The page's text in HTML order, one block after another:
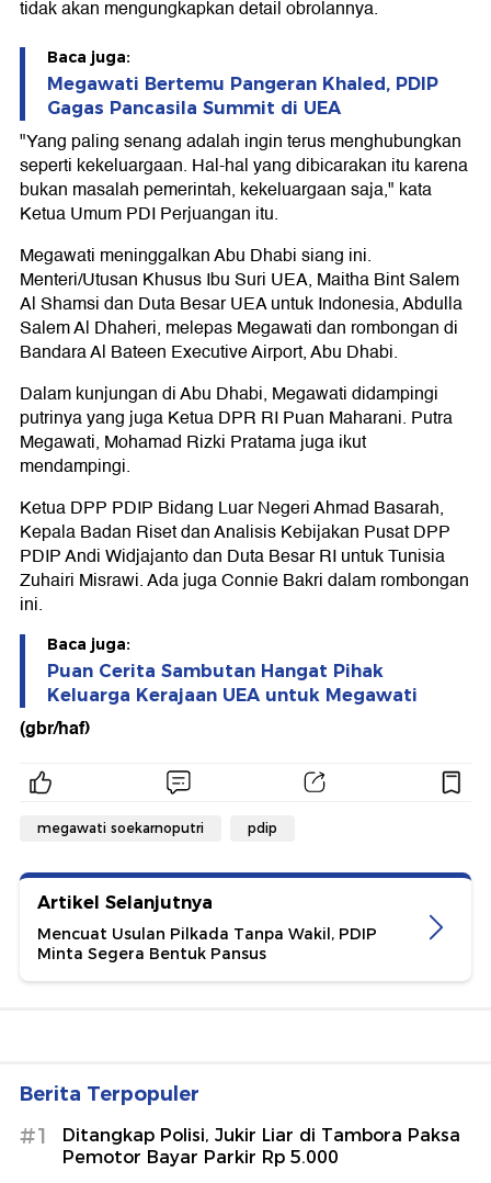
tidak akan mengungkapkan detail obrolannya.
Baca juga:
Megawati Bertemu Pangeran Khaled, PDIP
Gagas Pancasila Summit di UEA
"Yang paling senang adalah ingin terus menghubungkan
seperti kekeluargaan. Hal-hal yang dibicarakan itu karena
bukan masalah pemerintah, kekeluargaan saja," kata
Ketua Umum PDI Perjuangan itu.
Megawati meninggalkan Abu Dhabi siang ini.
Menteri/Utusan Khusus Ibu Suri UEA, Maitha Bint Salem
Al Shamsi dan Duta Besar UEA untuk Indonesia, Abdulla
Salem Al Dhaheri, melepas Megawati dan rombongan di
Bandara Al Bateen Executive Airport, Abu Dhabi.
Dalam kunjungan di Abu Dhabi, Megawati didampingi
putrinya yang juga Ketua DPR RI Puan Maharani. Putra
Megawati, Mohamad Rizki Pratama juga ikut
mendampingi.
Ketua DPP PDIP Bidang Luar Negeri Ahmad Basarah,
Kepala Badan Riset dan Analisis Kebijakan Pusat DPP
PDIP Andi Widjajanto dan Duta Besar RI untuk Tunisia
Zuhairi Misrawi. Ada juga Connie Bakri dalam rombongan
ini.
Baca juga:
Puan Cerita Sambutan Hangat Pihak
Keluarga Kerajaan UEA untuk Megawati
(gbr/haf)
megawati soekarnoputri pdip
Artikel Selanjutnya
Mencuat Usulan Pilkada Tanpa Wakil, PDIP
Minta Segera Bentuk Pansus
Berita Terpopuler
#1
Ditangkap Polisi, Jukir Liar di Tambora Paksa
Pemotor Bayar Parkir Rp 5.000